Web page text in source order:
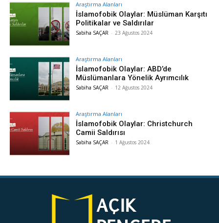
Araştırma Alanları
İslamofobik Olaylar: Müslüman Karşıtı
Politikalar ve Saldırılar
Sabiha SAÇAR - 23 Ağustos 2024
Araştırma Alanları
İslamofobik Olaylar: ABD’de
Müslümanlara Yönelik Ayrımcılık
Sabiha SAÇAR - 12 Ağustos 2024
Araştırma Alanları
İslamofobik Olaylar: Christchurch
Camii Saldırısı
Sabiha SAÇAR - 1 Ağustos 2024